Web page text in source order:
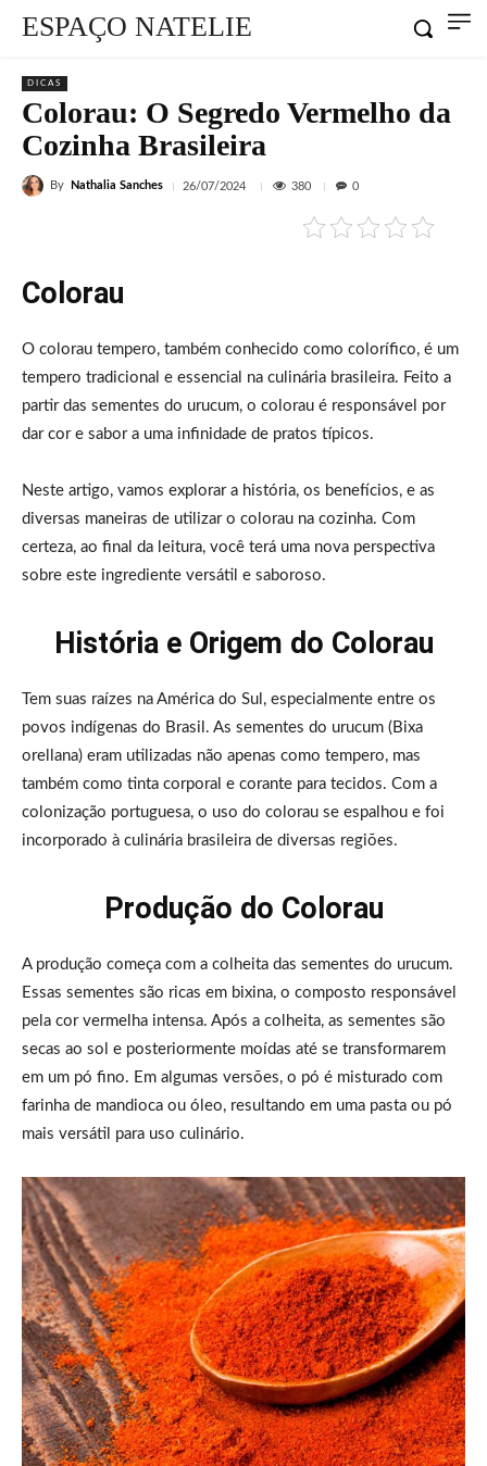
ESPAÇO NATELIE
DICAS
Colorau: O Segredo Vermelho da
Cozinha Brasileira
By Nathalia Sanches 26/07/2024 380 0
Colorau
O colorau tempero, também conhecido como colorífico, é um
tempero tradicional e essencial na culinária brasileira. Feito a
partir das sementes do urucum, o colorau é responsável por
dar cor e sabor a uma infinidade de pratos típicos.
Neste artigo, vamos explorar a história, os benefícios, e as
diversas maneiras de utilizar o colorau na cozinha. Com
certeza, ao final da leitura, você terá uma nova perspectiva
sobre este ingrediente versátil e saboroso.
História e Origem do Colorau
Tem suas raízes na América do Sul, especialmente entre os
povos indígenas do Brasil. As sementes do urucum (Bixa
orellana) eram utilizadas não apenas como tempero, mas
também como tinta corporal e corante para tecidos. Com a
colonização portuguesa, o uso do colorau se espalhou e foi
incorporado à culinária brasileira de diversas regiões.
Produção do Colorau
A produção começa com a colheita das sementes do urucum.
Essas sementes são ricas em bixina, o composto responsável
pela cor vermelha intensa. Após a colheita, as sementes são
secas ao sol e posteriormente moídas até se transformarem
em um pó fino. Em algumas versões, o pó é misturado com
farinha de mandioca ou óleo, resultando em uma pasta ou pó
mais versátil para uso culinário.